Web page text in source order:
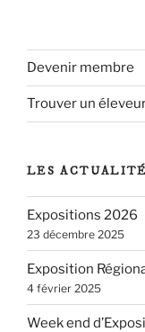
Devenir membre
Trouver un
LES
Expositions 2026
23 décembre 2025
Exposition
4 février 2025
Week end